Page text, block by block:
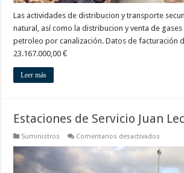
Las actividades de distribucion y transporte
natural, así como la distribucion y venta de gases
petroleo por canalización. Datos de facturación
23.167.000,00 €
Leer más
Estaciones de Servicio Juan
Suministros Comentarios desactivados
de
Juan